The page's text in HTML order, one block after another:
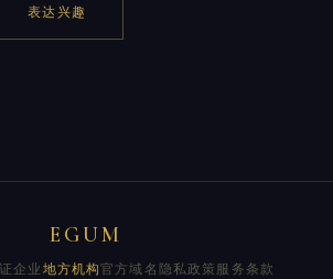
表达兴趣
EGUM
企业 地方机构官方域名 隐私政策 服务条款